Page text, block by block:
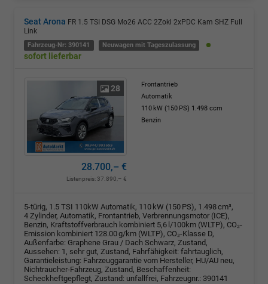
Seat Arona FR 1.5 TSI DSG Mo26 ACC 2Zokl 2xPDC Kam SHZ Full
Link
Fahrzeug-Nr: 390141 Neuwagen mit Tageszulassung
sofort lieferbar
28
Frontantrieb
Automatik
110 kW (150 PS) 1.498 ccm
Benzin
28.700,– €
Listenpreis:37.890,– €
5-türig, 1.5 TSI 110kW Automatik, 110 kW (150 PS), 1.498 cm³,
4 Zylinder, Automatik, Frontantrieb, Verbrennungsmotor (ICE),
Benzin, Kraftstoffverbrauch kombiniert 5,6 l/100km (WLTP), CO₂-
Emission kombiniert 128.00 g/km (WLTP), CO₂-Klasse D,
Außenfarbe: Graphene Grau / Dach Schwarz, Zustand,
Aussehen: 1, sehr gut, Zustand, Fahrfähigkeit: fahrtauglich,
Garantieleistung: Fahrzeuggarantie vom Hersteller, HU/AU neu,
Nichtraucher-Fahrzeug, Zustand, Beschaffenheit:
Scheckheftgepflegt, Zustand: unfallfrei, Fahrzeugnr.: 390141